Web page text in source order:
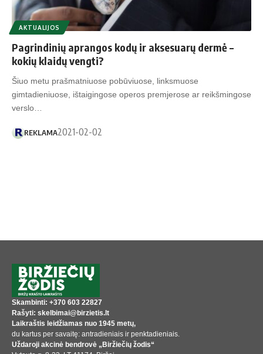
AKTUALIJOS
Pagrindinių aprangos kodų ir aksesuarų dermė –
kokių klaidų vengti?
Šiuo metu prašmatniuose pobūviuose, linksmuose
gimtadieniuose, ištaigingose operos premjerose ar reikšmingose
verslo…
REKLAMA2021-02-02
Skambinti: +370 603 22827
Rašyti: skelbimai@birzietis.lt
Laikraštis leidžiamas nuo 1945 metų,
du kartus per savaitę: antradieniais ir penktadieniais.
Uždaroji akcinė bendrovė „Biržiečių žodis“